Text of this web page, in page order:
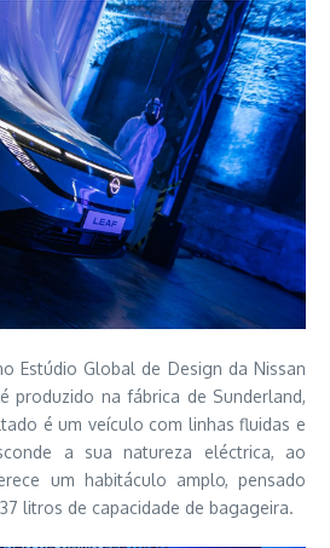
Estúdio Global de Design da Nissan
produzido na fábrica de Sunderland,
é um veículo com linhas fluidas e
a sua natureza eléctrica, ao
um habitáculo amplo, pensado
litros de capacidade de bagageira.